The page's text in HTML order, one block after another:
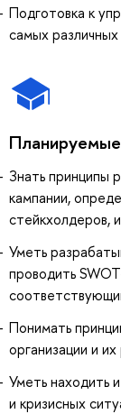
Подготовка к
самых
Планируемые
Знать принципы
кампании,
стейкхолдеров,
Уметь
проводить
Понимать
организации и
Уметь находить
и кризисных